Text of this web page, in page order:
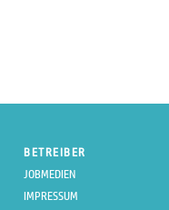
BETREIBER
JOBMEDIEN
IMPRESSUM